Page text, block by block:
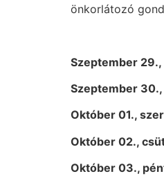
önkorlátozó
Szeptember
Szeptember 30.,
Október 01.,
Október 02.,
Október 03.,